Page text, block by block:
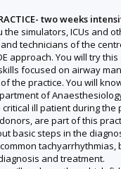
two weeks
the simulators, ICUs
technicians of the
approach. You will try
skills focused on airway
the practice. You will
of
ill patient during
are part of this
basic steps in the
and treatment.